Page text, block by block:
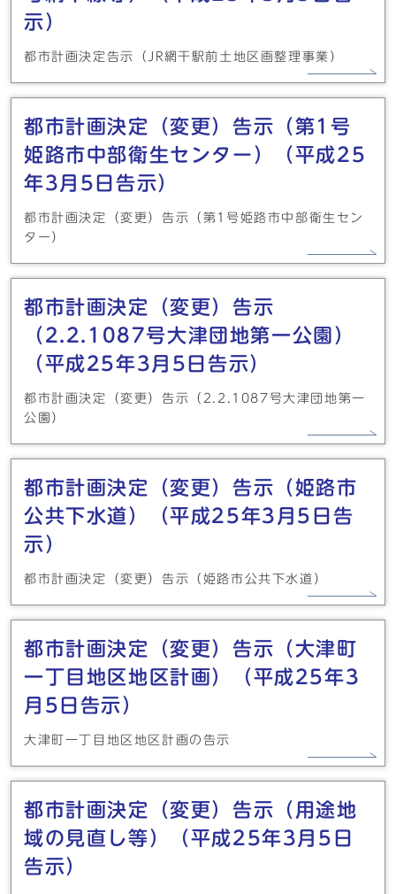
示）
都市計画決定告示（JR網干駅前土地区画整理事業）
都市計画決定（変更）告示（第1号
姫路市中部衛生センター）（平成25
年3月5日告示）
都市計画決定（変更）告示（第1号姫路市中部衛生セン
ター）
都市計画決定（変更）告示
（2.2.1087号大津団地第一公園）
（平成25年3月5日告示）
都市計画決定（変更）告示（2.2.1087号大津団地第一
公園）
都市計画決定（変更）告示（姫路市
公共下水道）（平成25年3月5日告
示）
都市計画決定（変更）告示（姫路市公共下水道）
都市計画決定（変更）告示（大津町
一丁目地区地区計画）（平成25年3
月5日告示）
大津町一丁目地区地区計画の告示
都市計画決定（変更）告示（用途地
域の見直し等）（平成25年3月5日
告示）